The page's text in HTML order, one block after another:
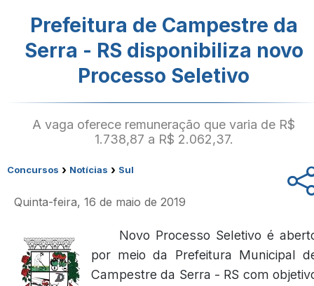
Prefeitura de Campestre da
Serra - RS disponibiliza novo
Processo Seletivo
A vaga oferece remuneração que varia de R$
1.738,87 a R$ 2.062,37.
Concursos › Notícias › Sul
Quinta-feira, 16 de maio de 2019
Novo Processo Seletivo é
por meio da Prefeitura Municipal
Campestre da Serra - RS com